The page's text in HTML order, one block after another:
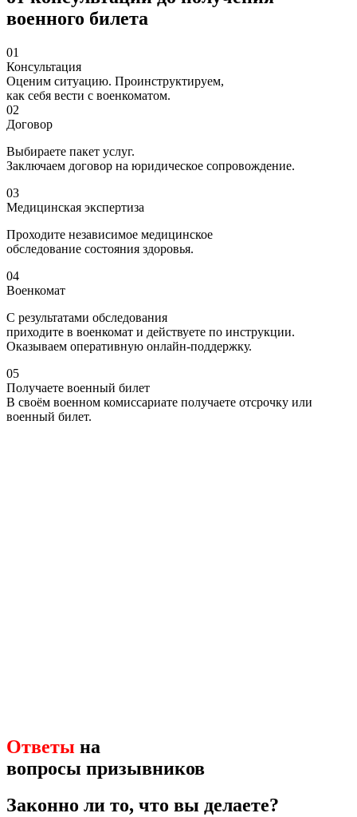
военного билета
01
Консультация
Оценим ситуацию. Проинструктируем,
как себя вести с военкоматом.
02
Договор
Выбираете пакет услуг.
Заключаем договор на юридическое сопровождение.
03
Медицинская экспертиза
Проходите независимое медицинское
обследование состояния здоровья.
04
Военкомат
С результатами обследования
приходите в военкомат и действуете по инструкции.
Оказываем оперативную онлайн-поддержку.
05
Получаете военный билет
В своём военном комиссариате получаете отсрочку или
военный билет.
Ответы на
вопросы призывников
Законно ли то, что вы делаете?